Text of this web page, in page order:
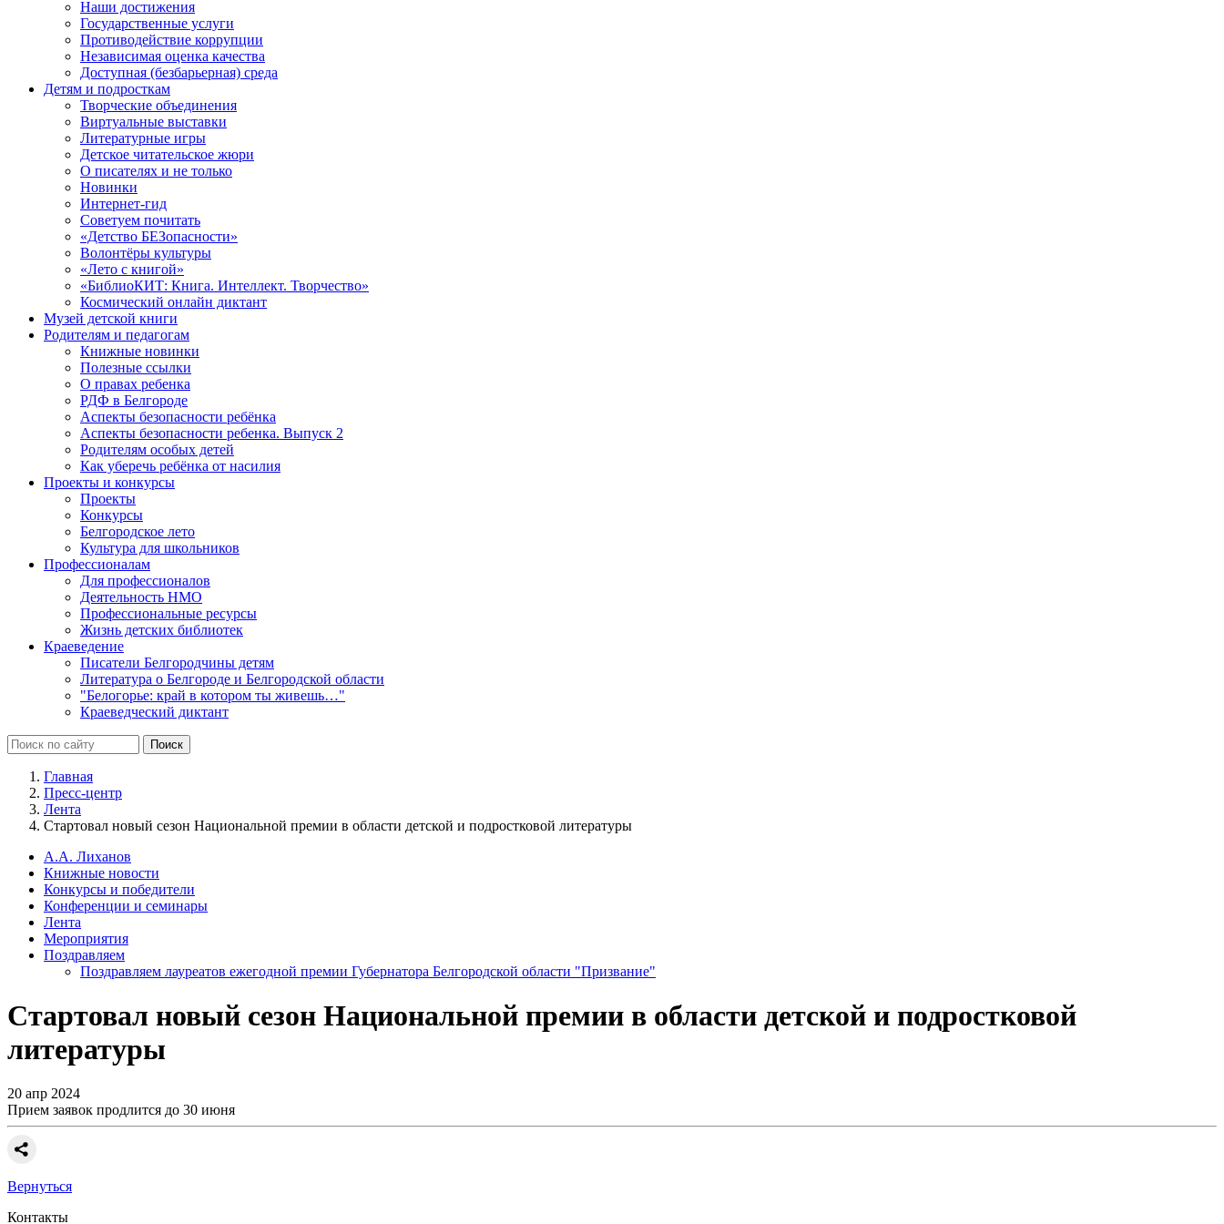
Наши достижения
Государственные услуги
Противодействие коррупции
Независимая оценка качества
Доступная (безбарьерная) среда
Детям и подросткам
Творческие объединения
Виртуальные выставки
Литературные игры
Детское читательское жюри
О писателях и не только
Новинки
Интернет-гид
Советуем почитать
«Детство БЕЗопасности»
Волонтёры культуры
«Лето с книгой»
«БиблиоКИТ: Книга. Интеллект. Творчество»
Космический онлайн диктант
Музей детской книги
Родителям и педагогам
Книжные новинки
Полезные ссылки
О правах ребенка
РДФ в Белгороде
Аспекты безопасности ребёнка
Аспекты безопасности ребенка. Выпуск 2
Родителям особых детей
Как уберечь ребёнка от насилия
Проекты и конкурсы
Проекты
Конкурсы
Белгородское лето
Культура для школьников
Профессионалам
Для профессионалов
Деятельность НМО
Профессиональные ресурсы
Жизнь детских библиотек
Краеведение
Писатели Белгородчины детям
Литература о Белгороде и Белгородской области
"Белогорье: край в котором ты живешь…"
Краеведческий диктант
Главная
Пресс-центр
Лента
Стартовал новый сезон Национальной премии в области детской и подростковой литературы
А.А. Лиханов
Книжные новости
Конкурсы и победители
Конференции и семинары
Лента
Мероприятия
Поздравляем
Поздравляем лауреатов ежегодной премии Губернатора Белгородской области "Призвание"
Стартовал новый сезон Национальной премии в области детской и подростковой
литературы
20 апр 2024
Прием заявок продлится до 30 июня
Вернуться
Контакты